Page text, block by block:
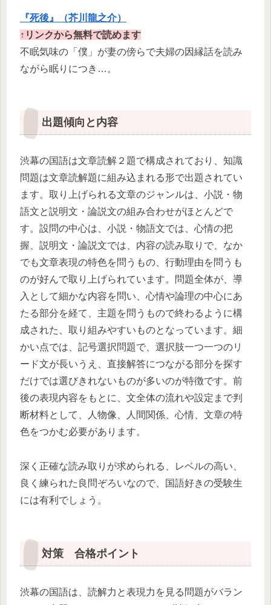
​『死後』（芥川龍之介）​
↑リンクから無料で読めます
不眠気味の「僕」が妻の傍らで夫婦の因縁話を読み
ながら眠りにつき…。
出題傾向と内容
渋幕の国語は文章読解２題で構成されており、知識
問題は文章読解題に組み込まれる形で出題されてい
ます。取り上げられる文章のジャンルは、小説・物
語文と説明文・論説文の組み合わせがほとんどで
す。設問の中心は、小説・物語文では、心情の把
握、説明文・論説文では、内容の読み取りで、なか
でも文章表現の特色を問うもの、行動理由を問うも
のが好んで取り上げられています。問題全体が、導
入として細かな内容を問い、心情や論理の中心にあ
たる部分を経て、主題を問うもので終わるように構
成された、取り組みやすいものとなっています。細
かい点では、記号選択問題で、選択肢一つ一つのリ
ード文が長いうえ、直接解答につながる部分を探す
だけでは選びきれないものが多いのが特徴です。前
後の表現内容をもとに、文全体の流れや設定まで判
断材料として、人物像、人間関係、心情、文章の特
色をつかむ必要があります。
深く正確な読み取りが求められる、レベルの高い、
良く練られた良問ぞろいなので、国語好きの受験生
には有利でしょう。
対策 合格ポイント
渋幕の国語は、読解力と表現力を見る問題がバラン